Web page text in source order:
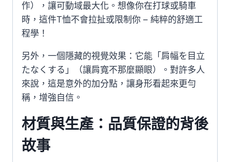
作），讓可動域最大化。想像你在打球或騎車
時，這件T恤不會拉扯或限制你 – 純粹的舒適工
程學！
另外，一個隱藏的視覺效果：它能「肩幅を目立
たなくする」（讓肩寬不那麼顯眼）。對許多人
來說，這是意外的加分點，讓身形看起來更勻
稱，增強自信。
材質與生產：品質保證的背後
故事